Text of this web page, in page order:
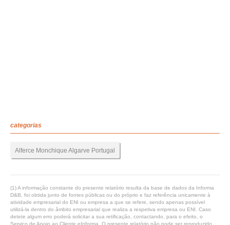
categorias
Alferce Monchique Algarve Portugal
(1) A informação constante do presente relatório resulta da base de dados da Informa
D&B, foi obtida junto de fontes públicas ou do próprio e faz referência unicamente à
atividade empresarial do ENI ou empresa a que se refere, sendo apenas possível
utilizá-la dentro do âmbito empresarial que realiza a respetiva empresa ou ENI. Caso
detete algum erro poderá solicitar a sua retificação, contactando, para o efeito, o
Serviço de Apoio ao Cliente eInforma. O presente relatório não pode ser reproduzido,